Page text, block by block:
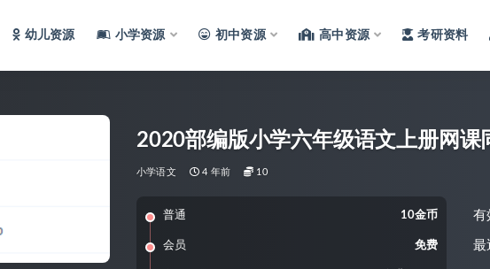
幼儿资源 小学资源 初中资源 高中资源 考研资料
2020部编版小学六年级语文上册网课
小学语文 4 年前 10
普通 10金币
会员 免费
有
最